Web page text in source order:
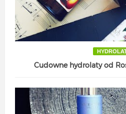
Cudowne hydrolaty od